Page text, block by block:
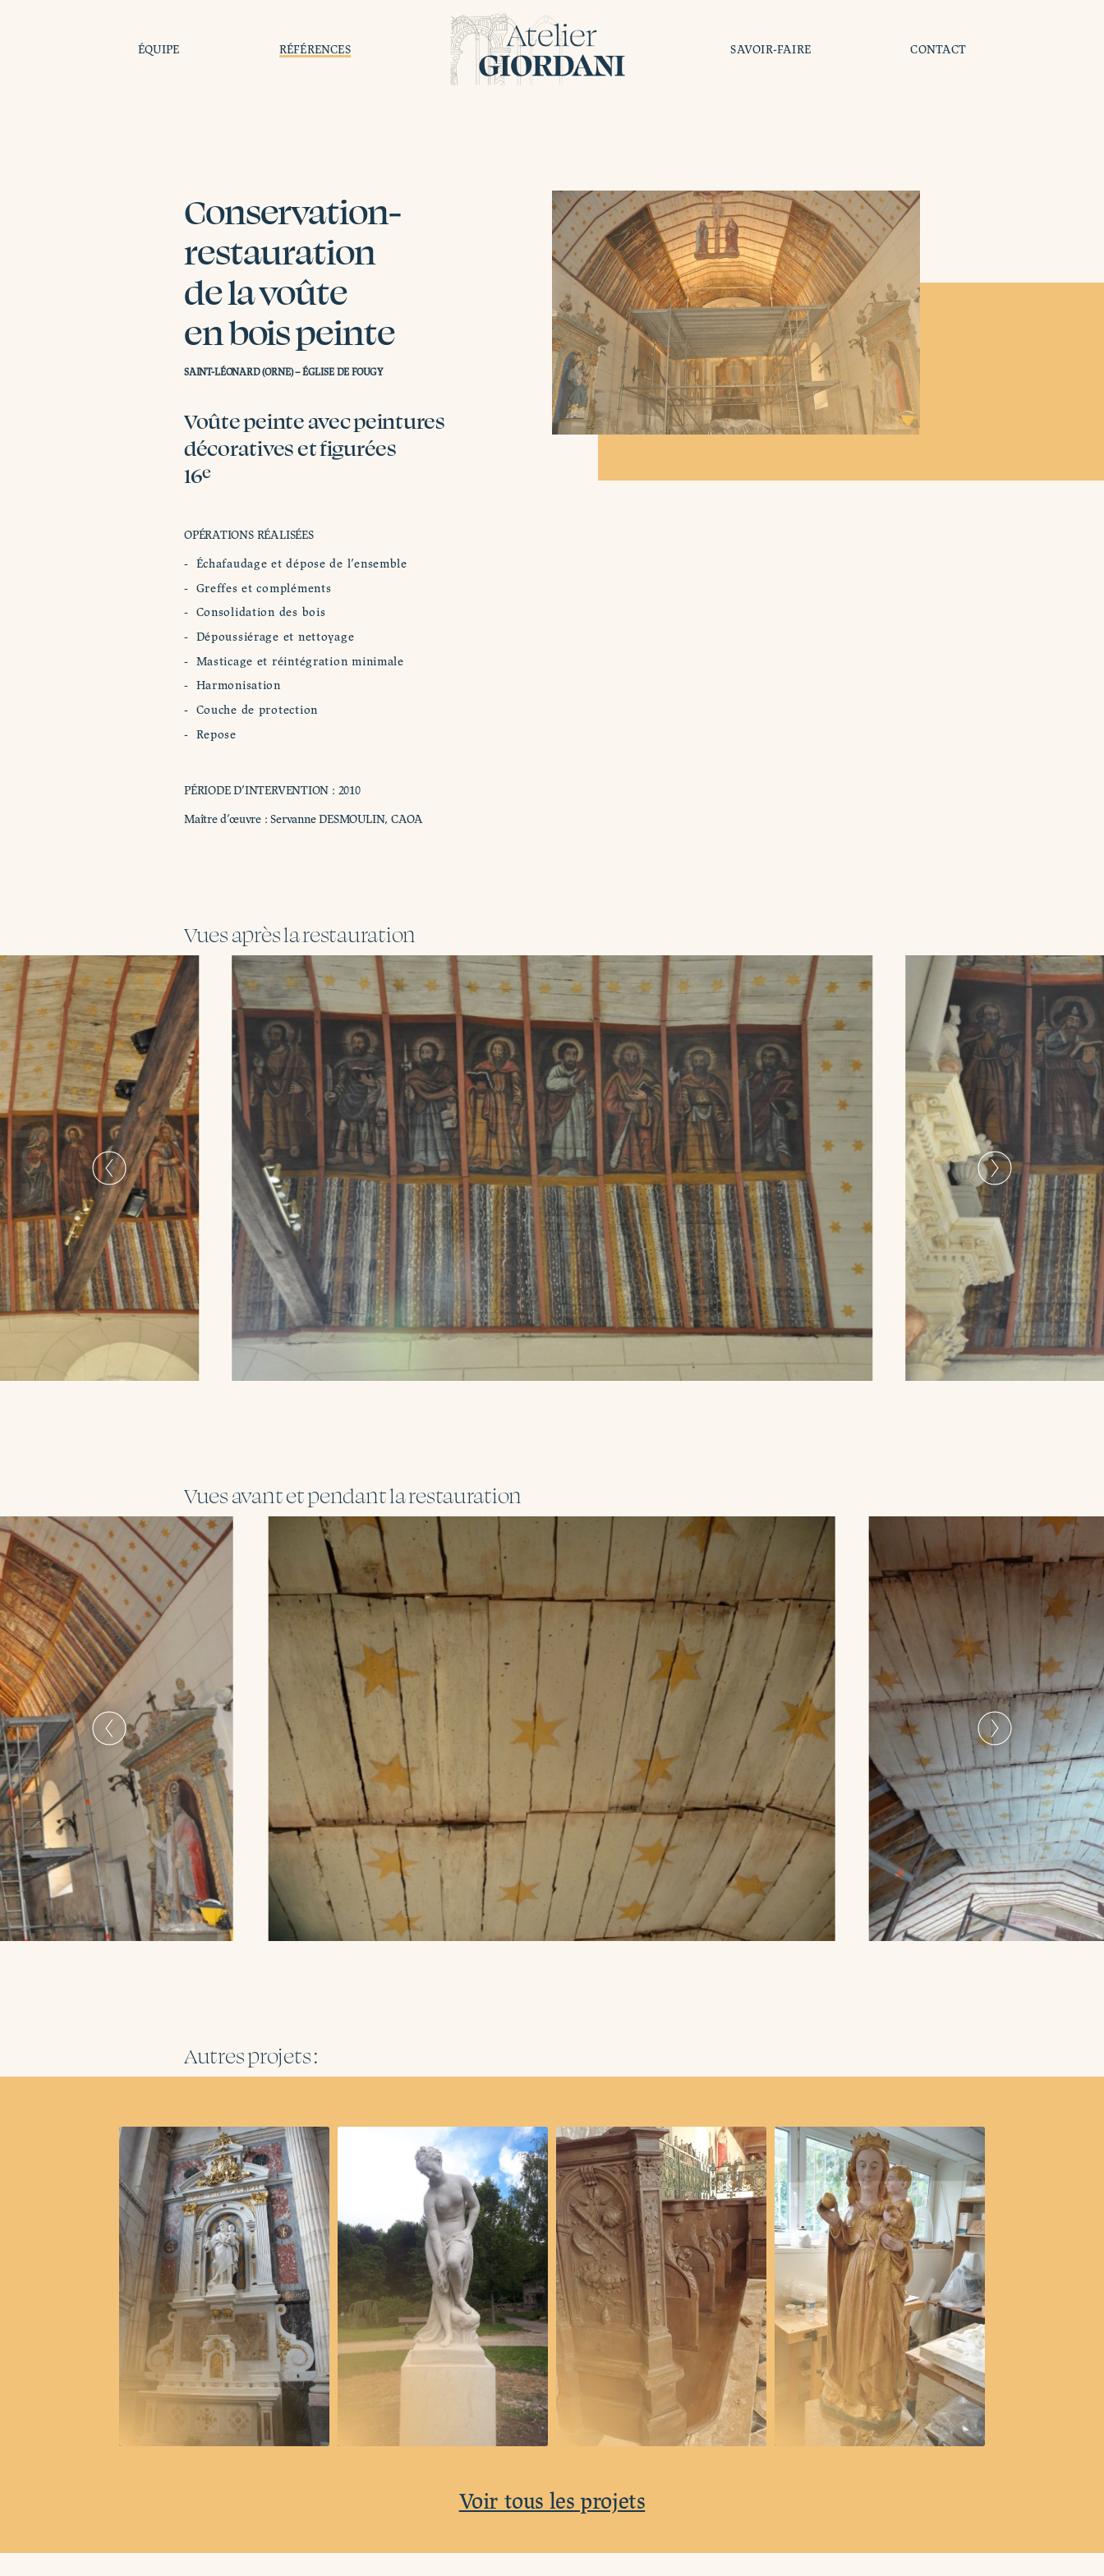
ÉQUIPE RÉFÉRENCES SAVOIR-FAIRE CONTACT
Conservation-
restauration
de la voûte
en bois peinte
SAINT-LÉONARD (ORNE) – ÉGLISE DE FOUGY
Voûte peinte avec peintures
décoratives et figurées
16e
OPÉRATIONS RÉALISÉES
Échafaudage et dépose de l’ensemble
Greffes et compléments
Consolidation des bois
Dépoussiérage et nettoyage
Masticage et réintégration minimale
Harmonisation
Couche de protection
Repose
PÉRIODE D’INTERVENTION : 2010
Maître d’œuvre : Servanne DESMOULIN, CAOA
Vues après la restauration
Vues avant et pendant la restauration
Autres projets :
Voir tous les projets